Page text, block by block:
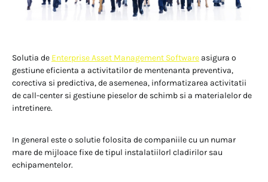
Solutia de Enterprise Asset Management Software asigura o
gestiune eficienta a activitatilor de mentenanta preventiva,
corectiva si predictiva, de asemenea, informatizarea activitatii
de call-center si gestiune pieselor de schimb si a materialelor de
intretinere.
In general este o solutie folosita de companiile cu un numar
mare de mijloace fixe de tipul instalatiilorl cladirilor sau
echipamentelor.